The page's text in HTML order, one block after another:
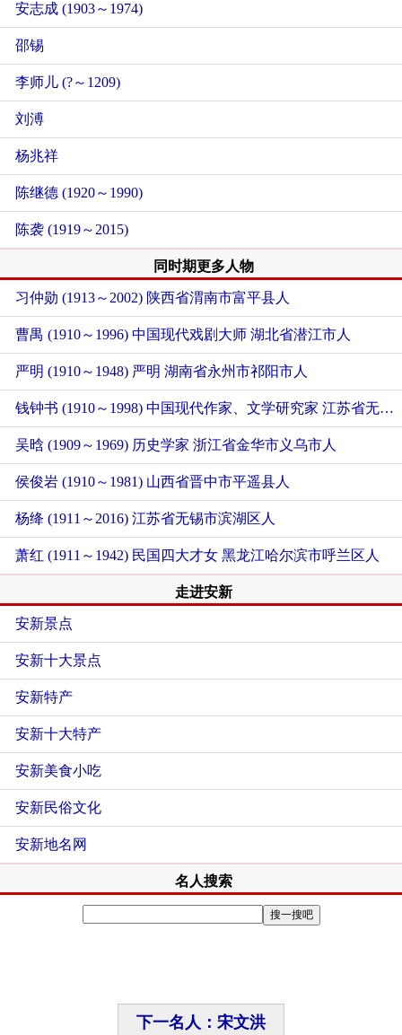
安志成 (1903～1974)
邵锡
李师儿 (?～1209)
刘溥
杨兆祥
陈继德 (1920～1990)
陈袭 (1919～2015)
同时期更多人物
习仲勋 (1913～2002) 陕西省渭南市富平县人
曹禺 (1910～1996) 中国现代戏剧大师 湖北省潜江市人
严明 (1910～1948) 严明 湖南省永州市祁阳市人
钱钟书 (1910～1998) 中国现代作家、文学研究家 江苏省无锡市梁溪区人
吴晗 (1909～1969) 历史学家 浙江省金华市义乌市人
侯俊岩 (1910～1981) 山西省晋中市平遥县人
杨绛 (1911～2016) 江苏省无锡市滨湖区人
萧红 (1911～1942) 民国四大才女 黑龙江哈尔滨市呼兰区人
走进安新
安新景点
安新十大景点
安新特产
安新十大特产
安新美食小吃
安新民俗文化
安新地名网
名人搜索
下一名人：宋文洪